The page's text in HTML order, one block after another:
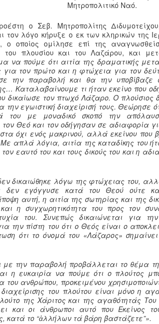
Μητροπολιτικό Ναό.
ο Σεβ. Μητροπολίτης
τον λόγο κήρυξε ο εκ των κληρικών της
ο οποίος ομίλησε επί της
του πλουσίου και του Λαζάρου, και
να πούμε ότι αιτία της δραματικής
τον πρώτο και η φτώχεια για τον
την παραβολή και θα την υποβίβαζε
Καταλαβαίνουμε τι ήταν εκείνο που
δικαίωσε τον πτωχό Λάζαρο. Ο πλούσιος
την εγωιστική διαχείρισή τους. Θεώρησε
του με μοναδικό σκοπό την
Θεό και τον οδήγησαν σε αδιαφορία
όχι ενός μακρινού, αλλά εκείνου που
απλά λόγια, αιτία της καταδίκης του
εαυτό του και τους δικούς του και η
δικαιώθηκε λόγω της φτώχειας του,
δεν εγόγγυσε κατά του Θεού ούτε
αυτή, η αιτία της σωτηρίας και της
η συγχωρητικότητα του προς τον
του. Συνεπώς δικαιώνεται για
την πίστη του ότι ο Θεός είναι ο
ότι το όνομά του «Λάζαρος»
την παραβολή προβάλλεται το θέμα
η ευκαιρία να πούμε ότι ο πλούτος
του ανθρώπου, προκειμένου
του πλούτου είναι μόνο η
της Χάριτος και της αγαθότητάς
και οι άνθρωποι αυτό που Εκείνος
κατά το “ἀλλήλων τά βάρη βαστάζετε”».